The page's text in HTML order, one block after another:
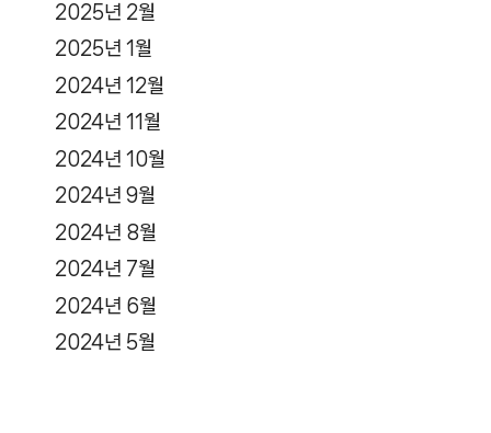
2025년 2월
2025년 1월
2024년 12월
2024년 11월
2024년 10월
2024년 9월
2024년 8월
2024년 7월
2024년 6월
2024년 5월